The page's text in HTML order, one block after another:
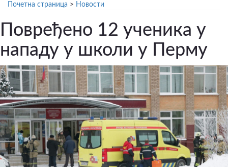
Почетна страница > Новости
Повређено 12 ученика у
нападу у школи у Перму